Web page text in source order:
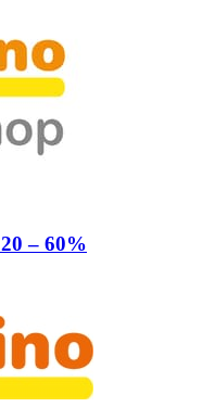
20 – 60%